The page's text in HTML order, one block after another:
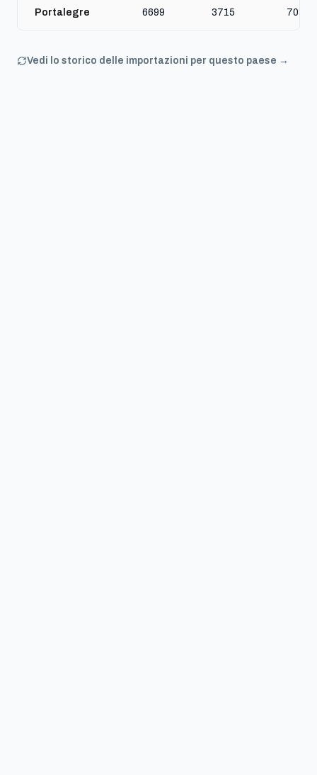
Portalegre 6699 3715 7033
Vedi lo storico delle importazioni per questo paese →